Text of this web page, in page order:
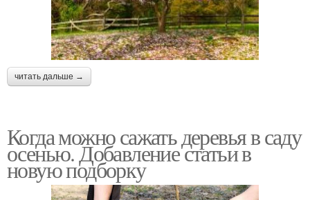
читать дальше →
Когда можно сажать деревья в саду
осенью. Добавление статьи в
новую подборку